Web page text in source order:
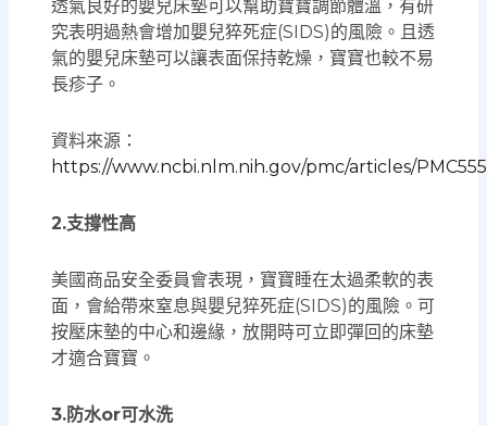
透氣良好的嬰兒床墊可以幫助寶寶調節體溫，有研
究表明過熱會增加嬰兒猝死症(SIDS)的風險。且透
氣的嬰兒床墊可以讓表面保持乾燥，寶寶也較不易
長疹子。
資料來源：
https://www.ncbi.nlm.nih.gov/pmc/articles/
2.支撐性高
美國商品安全委員會表現，寶寶睡在太過柔軟的表
面，會給帶來窒息與嬰兒猝死症(SIDS)的風險。可
按壓床墊的中心和邊緣，放開時可立即彈回的床墊
才適合寶寶。
3.防水or可水洗